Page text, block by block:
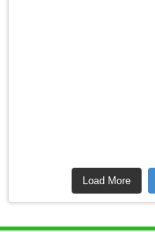
Load More